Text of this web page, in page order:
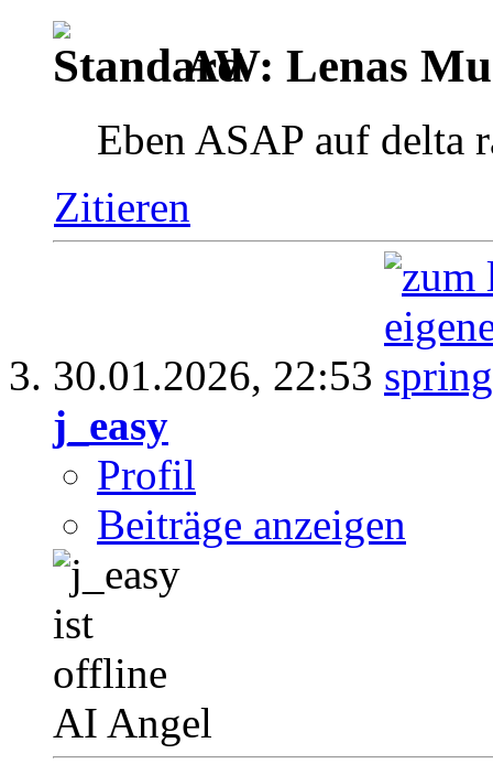
AW: Lenas
Eben ASAP auf delta
Zitieren
30.01.2026, 22:53
j_easy
Profil
Beiträge anzeigen
AI Angel